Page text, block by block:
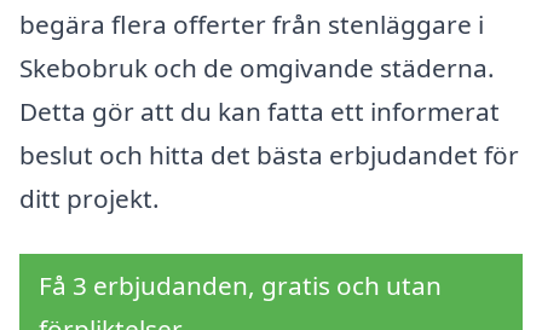
begära flera offerter från stenläggare i
Skebobruk och de omgivande städerna.
Detta gör att du kan fatta ett informerat
beslut och hitta det bästa erbjudandet för
ditt projekt.
Få 3 erbjudanden, gratis och utan